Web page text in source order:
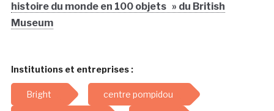
histoire du monde en 100 objets » du British
Museum
Institutions et entreprises :
Bright centre pompidou